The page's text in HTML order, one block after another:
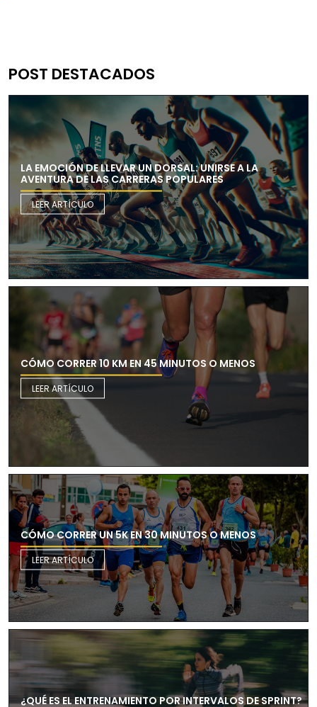
POST DESTACADOS
LA EMOCIÓN DE LLEVAR UN DORSAL: UNIRSE A LA
AVENTURA DE LAS CARRERAS POPULARES
LEER ARTÍCULO
CÓMO CORRER 10 KM EN 45 MINUTOS O MENOS
LEER ARTÍCULO
CÓMO CORRER UN 5K EN 30 MINUTOS O MENOS
LEER ARTÍCULO
¿QUÉ ES EL ENTRENAMIENTO POR INTERVALOS DE SPRINT?